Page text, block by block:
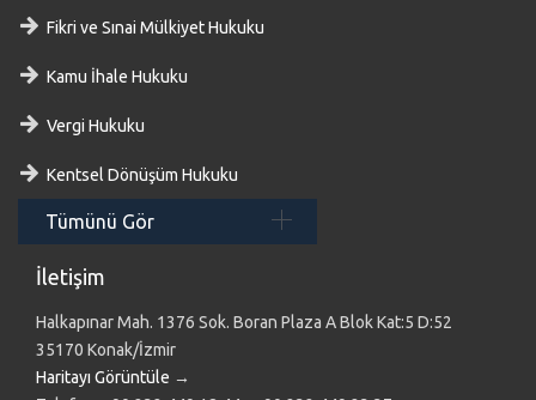
Fikri ve Sınai Mülkiyet Hukuku
Kamu İhale Hukuku
Vergi Hukuku
Kentsel Dönüşüm Hukuku
Tümünü Gör
İletişim
Halkapınar Mah. 1376 Sok. Boran Plaza A Blok Kat:5 D:52
35170 Konak/İzmir
Haritayı Görüntüle →